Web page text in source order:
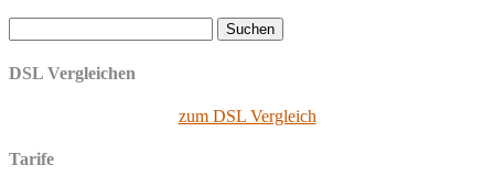
nach:
DSL Vergleichen
zum DSL Vergleich
Tarife